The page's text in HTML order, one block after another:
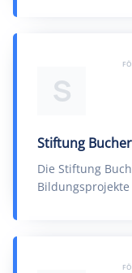
S
Stiftung Bucher
Die Stiftung